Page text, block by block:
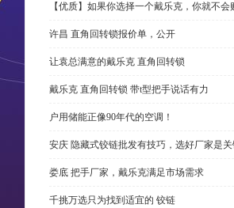
【优质】如果你选择一个戴乐克，你就不
许昌 直角回转锁报价单，公开
让袁总满意的戴乐克 直角回转锁
戴乐克 直角回转锁 带t型把手说话有力
户用储能正像90年代的空调！
安庆 隐藏式铰链批发有技巧，选好厂家是
娄底 把手厂家，戴乐克满足市场需求
千挑万选只为找到适宜的 铰链